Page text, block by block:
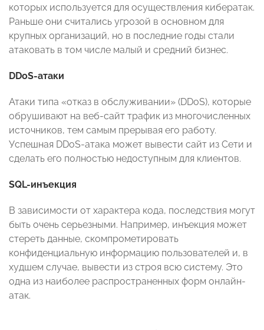
которых используется для осуществления кибератак.
Раньше они считались угрозой в основном для
крупных организаций, но в последние годы стали
атаковать в том числе малый и средний бизнес.
DDoS-атаки
Атаки типа «отказ в обслуживании» (DDoS), которые
обрушивают на веб-сайт трафик из многочисленных
источников, тем самым прерывая его работу.
Успешная DDoS-атака может вывести сайт из Сети и
сделать его полностью недоступным для клиентов.
SQL-инъекция
В зависимости от характера кода, последствия могут
быть очень серьезными. Например, инъекция может
стереть данные, скомпрометировать
конфиденциальную информацию пользователей и, в
худшем случае, вывести из строя всю систему. Это
одна из наиболее распространенных форм онлайн-
атак.